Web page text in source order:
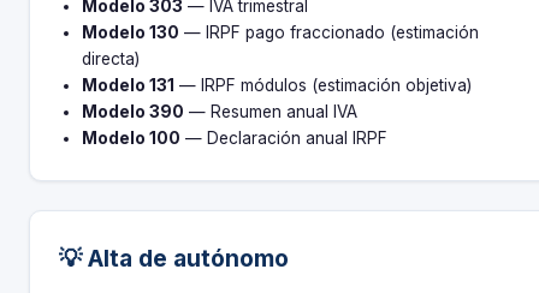
Modelo 303 — IVA trimestral
Modelo 130 — IRPF pago fraccionado (estimación
directa)
Modelo 131 — IRPF módulos (estimación objetiva)
Modelo 390 — Resumen anual IVA
Modelo 100 — Declaración anual IRPF
💡 Alta de autónomo